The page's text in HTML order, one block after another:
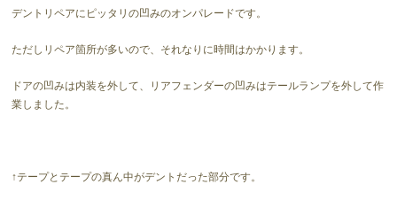
デントリペアにピッタリの凹みのオンパレードです。
ただしリペア箇所が多いので、それなりに時間はかかります。
ドアの凹みは内装を外して、リアフェンダーの凹みはテールランプを外して作
業しました。
↑テープとテープの真ん中がデントだった部分です。